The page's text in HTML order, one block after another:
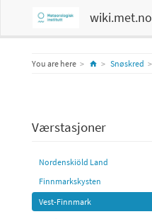
wiki.met.no
You are here HomeSnøskred
Værstasjoner
Nordenskiöld Land
Finnmarkskysten
Vest-Finnmark